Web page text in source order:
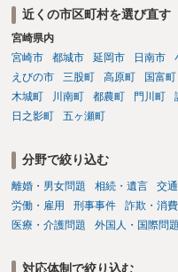
近くの市区町村を選び直す
宮崎県内
宮崎市
都城市 延岡市 日南市
えびの市
三股町 高原町 国富町
木城町
川南町 都農町 門川町
日之影町
五ヶ瀬町
分野で絞り込む
離婚・男女問題 相続・遺言 交
労働・雇用
刑事事件 詐欺・消
医療・介護問題
外国人・国際問題
対応体制で絞り込む